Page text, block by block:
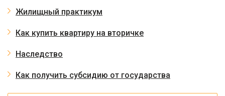
Жилищный практикум
Как купить квартиру на вторичке
Наследство
Как получить субсидию от государства